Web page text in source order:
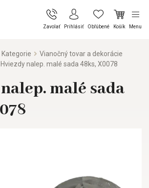
Zavolať Prihlásiť Obľúbené Košík Menu
Kategorie
Vianočný tovar a dekorácie
Hviezdy nalep. malé sada 48ks, X0078
malé sada